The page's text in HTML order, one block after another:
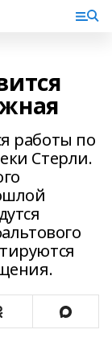
работы по
Стерли.